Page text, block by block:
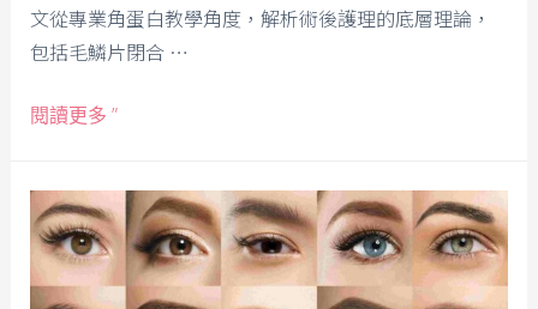
文從專業角蛋白教學角度，解析術後護理的底層理論，
包括毛鱗片閉合 …
閱讀更多 ”